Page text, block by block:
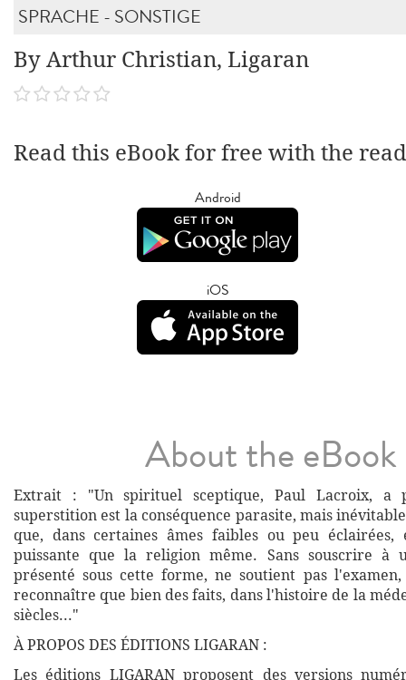
SPRACHE - SONSTIGE
By Arthur Christian, Ligaran
Read this eBook for free with the
Android
iOS
About the eBook
Extrait : "Un spirituel sceptique, Paul Lacroix, a
superstition est la conséquence parasite, mais
que, dans certaines âmes faibles ou peu
puissante que la religion même. Sans souscrire à
présenté sous cette forme, ne soutient pas
reconnaître que bien des faits, dans l'histoire de la
siècles..."
À PROPOS DES ÉDITIONS LIGARAN :
Les éditions LIGARAN proposent des versions